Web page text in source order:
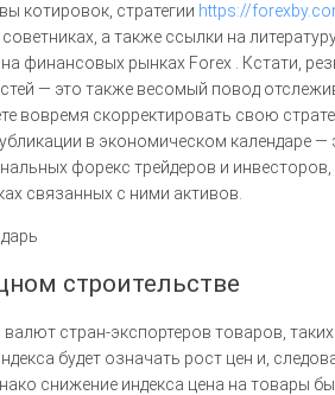
котировок, стратегии https://
а также ссылки на
финансовых рынках Forex . Кстати,
— это также весомый повод
вовремя скорректировать свою
в экономическом календаре —
форекс трейдеров и инвесторов,
связанных с ними активов.
строительстве
стран-экспортеров товаров,
будет означать рост цен и,
снижение индекса цена на товары